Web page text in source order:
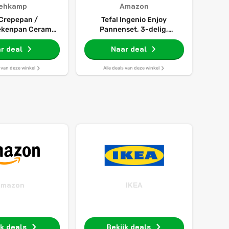
/
Ceramic
cm - Inductie
anti-
deal
van deze winkel
Amazon
Tefal Ingenio Enjoy
Pannenset, 3-delig,
geschikt voor inductie
Naar deal
Alle deals van deze winkel
deals
IKEA
Bekijk deals